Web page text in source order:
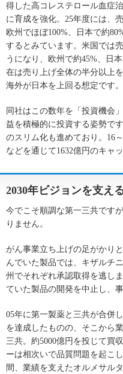
得した高コレステロール血症
に育成を強化。25年度には、
欧州でほぼ100%、日本で約
するとみています。米国では
うになり、欧州で約45%、日
在は売り上げ全体の半分以上
海外が日本を上回る想定です。
同社はこの数年を「投資機会
益を積極的に投資する姿勢で
のスリム化も進めており。16
などを通じて1632億円のキャ
2030年ビジョンを支え
今でこそ順調な第一三共です
りません。
がん事業立ち上げの足がかり
んでいた製品では、キザルチ
州でそれぞれ承認取得を逃し
ていた製品の開発を中止し、
05年に第一製薬と三共が合併
を達成したものの、そこから
三共。約5000億円を投じて買
ーは相次いで品質問題を起こ
間、業績を支えたオルメサル